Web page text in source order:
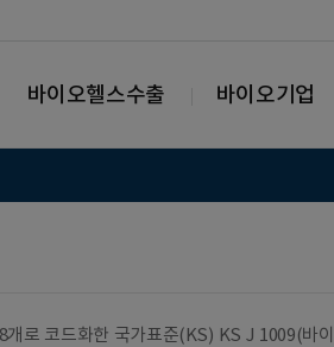
바이오헬스수출 바이오기업
개로 코드화한 국가표준(KS) KS J 1009(